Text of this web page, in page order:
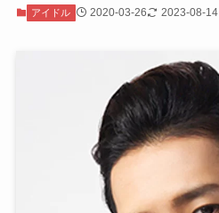
アイドル 2020-03-26 2023-08-14